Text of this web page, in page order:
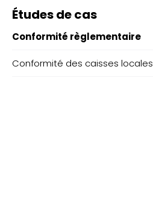
Études de cas
Conformité règlementaire
Conformité des caisses locales